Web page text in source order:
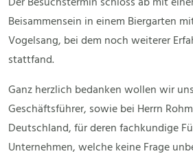
Beisammensein in einem Biergarten
Vogelsang, bei dem noch weiterer
stattfand.
Ganz herzlich bedanken wollen wir
Geschäftsführer, sowie bei Herrn
Deutschland, für deren fachkundige
Unternehmen, welche keine Frage